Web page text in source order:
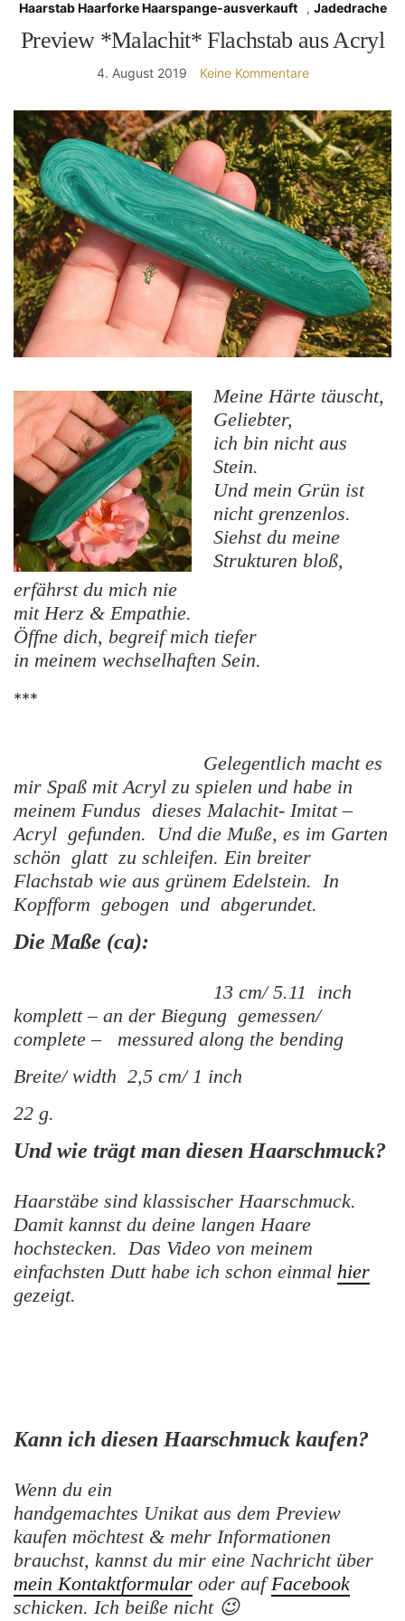
Haarstab Haarforke Haarspange-ausverkauft , Jadedrache
Preview *Malachit* Flachstab aus Acryl
4. August 2019 Keine Kommentare
Meine Härte täuscht,
Geliebter,
ich bin nicht aus
Stein.
Und mein Grün ist
nicht grenzenlos.
Siehst du meine
Strukturen bloß,
erfährst du mich nie
mit Herz & Empathie.
Öffne dich, begreif mich tiefer
in meinem wechselhaften Sein.
***
Gelegentlich macht es
mir Spaß mit Acryl zu spielen und habe in
meinem Fundus dieses Malachit- Imitat –
Acryl gefunden. Und die Muße, es im Garten
schön glatt zu schleifen. Ein breiter
Flachstab wie aus grünem Edelstein. In
Kopfform gebogen und abgerundet.
Die Maße (ca):
13 cm/ 5.11 inch
komplett – an der Biegung gemessen/
complete – messured along the bending
Breite/ width 2,5 cm/ 1 inch
22 g.
Und wie trägt man diesen Haarschmuck?
Haarstäbe sind klassischer Haarschmuck.
Damit kannst du deine langen Haare
hochstecken. Das Video von meinem
einfachsten Dutt habe ich schon einmal hier
gezeigt.
Kann ich diesen Haarschmuck kaufen?
Wenn du ein
handgemachtes Unikat aus dem Preview
kaufen möchtest & mehr Informationen
brauchst, kannst du mir eine Nachricht über
mein Kontaktformular oder aufFacebook
schicken. Ich beiße nicht 😉